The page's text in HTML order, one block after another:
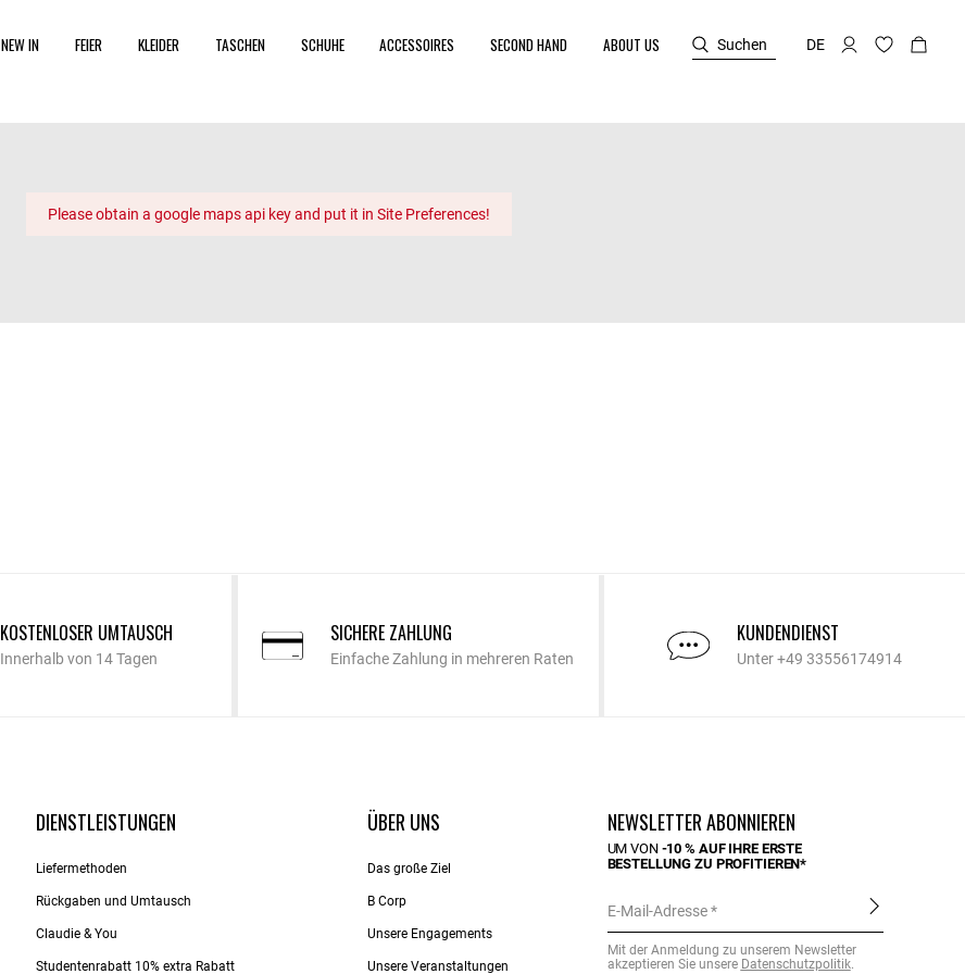
NEW IN FEIER KLEIDER TASCHEN SCHUHE ACCESSOIRES SECOND HAND ABOUT US Suchen DE
Please obtain a google maps api key and put it in Site Preferences!
KOSTENLOSER UMTAUSCH
Innerhalb von 14 Tagen
SICHERE ZAHLUNG
Einfache Zahlung in mehreren Raten
KUNDENDIENST
Unter +49 33556174914
DIENSTLEISTUNGEN
Liefermethoden
Rückgaben und Umtausch
Claudie & You
Studentenrabatt 10% extra Rabatt
ÜBER UNS
Das große Ziel
B Corp
Unsere Engagements
Unsere Veranstaltungen
NEWSLETTER ABONNIEREN
UM VON -10 % AUF IHRE ERSTE
BESTELLUNG ZU PROFITIEREN*
E-Mail-Adresse
Mit der Anmeldung zu unserem Newsletter
akzeptieren Sie unsere Datenschutzpolitik.